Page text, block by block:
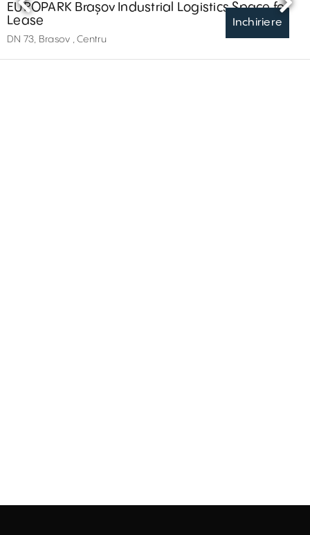
Inchiriere
EUROPARK Brașov Industrial Logistics Space for
Lease
DN 73, Brasov , Centru